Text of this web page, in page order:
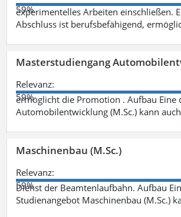
59%
experimentelles Arbeiten einschließen.
Abschluss ist berufsbefähigend,
Masterstudiengang
Relevanz:
59%
ermöglicht die Promotion . Aufbau
Automobilentwicklung (M.Sc.) kann
Maschinenbau (M.Sc.)
Relevanz:
59%
Dienst der Beamtenlaufbahn. Aufbau
Studienangebot Maschinenbau (M.Sc.)